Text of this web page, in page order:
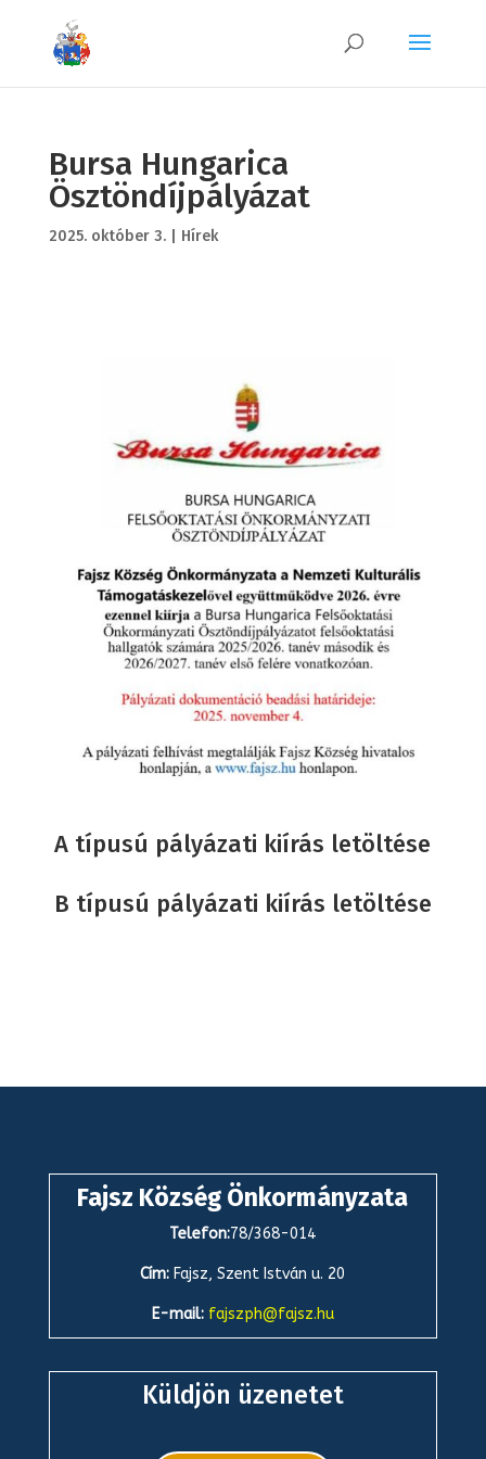
Bursa Hungarica
Ösztöndíjpályázat
2025. október 3.| Hírek
A típusú pályázati kiírás letöltése
B típusú pályázati kiírás letöltése
Fajsz Község Önkormányzata
Telefon:78/368-014
Cím: Fajsz, Szent István u. 20
E-mail: fajszph@fajsz.hu
Küldjön üzenetet